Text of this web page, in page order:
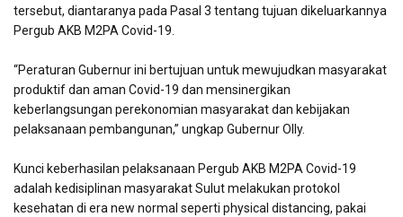
tersebut, diantaranya pada Pasal 3 tentang tujuan dikeluarkannya
Pergub AKB M2PA Covid-19.
“Peraturan Gubernur ini bertujuan untuk mewujudkan masyarakat
produktif dan aman Covid-19 dan mensinergikan
keberlangsungan perekonomian masyarakat dan kebijakan
pelaksanaan pembangunan,” ungkap Gubernur Olly.
Kunci keberhasilan pelaksanaan Pergub AKB M2PA Covid-19
adalah kedisiplinan masyarakat Sulut melakukan protokol
kesehatan di era new normal seperti physical distancing, pakai